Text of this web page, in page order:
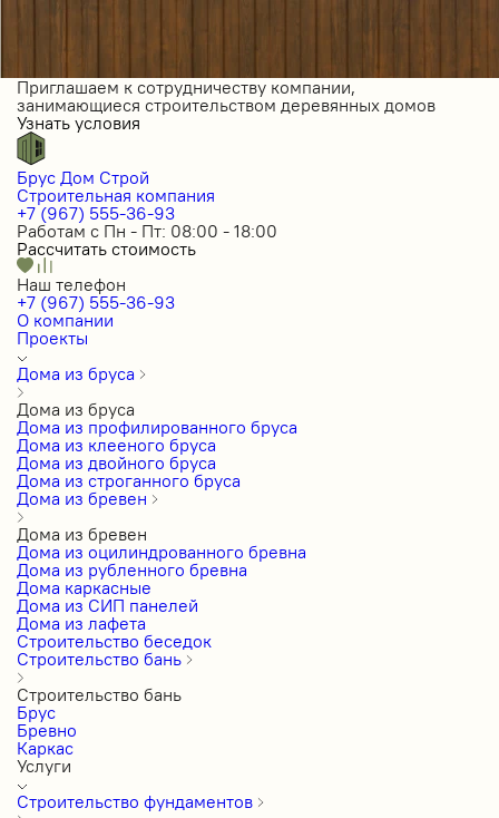
Приглашаем к сотрудничеству компании,
занимающиеся строительством деревянных домов
Узнать условия
Брус Дом Строй
Строительная компания
+7 (967) 555-36-93
Работам с Пн - Пт: 08:00 - 18:00
Рассчитать стоимость
Наш телефон
+7 (967) 555-36-93
О компании
Проекты
Дома из бруса
Дома из бруса
Дома из профилированного бруса
Дома из клееного бруса
Дома из двойного бруса
Дома из строганного бруса
Дома из бревен
Дома из бревен
Дома из оцилиндрованного бревна
Дома из рубленного бревна
Дома каркасные
Дома из СИП панелей
Дома из лафета
Строительство беседок
Строительство бань
Строительство бань
Брус
Бревно
Каркас
Услуги
Строительство фундаментов